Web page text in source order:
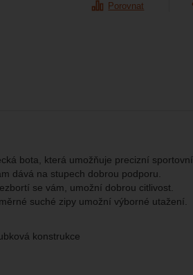
Porovnat
bota, která umožňuje precizní sportovní
dává na stupech dobrou podporu.
se vám, umožní dobrou citlivost.
suché zipy umožní výborné utažení.
konstrukce